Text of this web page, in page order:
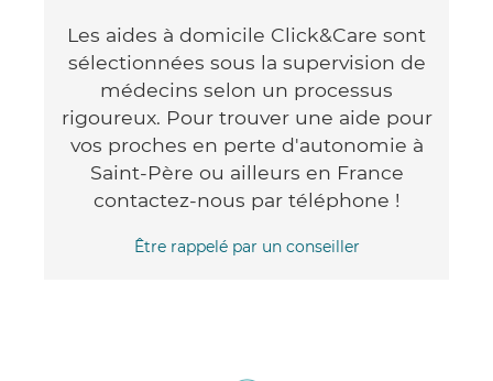
Les aides à domicile Click&Care sont
sélectionnées sous la supervision de
médecins selon un processus
rigoureux. Pour trouver une aide pour
vos proches en perte d'autonomie à
Saint-Père ou ailleurs en France
contactez-nous par téléphone !
Être rappelé par un conseiller